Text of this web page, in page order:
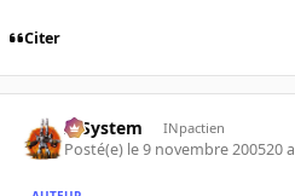
Citer
X-System INpactien
Posté(e) le 9 novembre 200520 a